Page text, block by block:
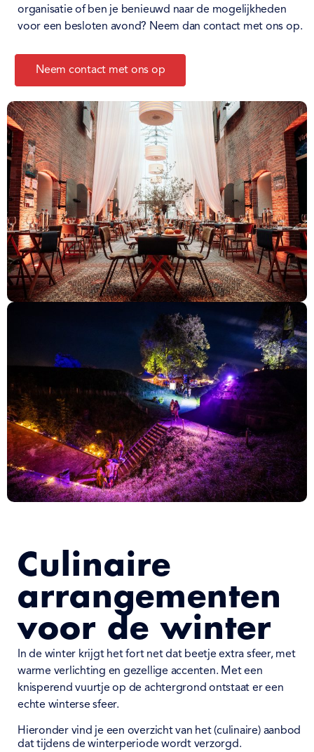
organisatie of ben je benieuwd naar de mogelijkheden
voor een besloten avond? Neem dan contact met ons op.
Neem contact met ons op
Culinaire
arrangementen
voor de winter
n de winter krijgt het fort net dat beetje extra sfeer, met
warme verlichting en gezellige accenten. Met een
knisperend vuurtje op de achtergrond ontstaat er een
echte winterse sfeer.
Hieronder vind je een overzicht van het (culinaire) aanbod
dat tijdens de winterperiode wordt verzorgd.